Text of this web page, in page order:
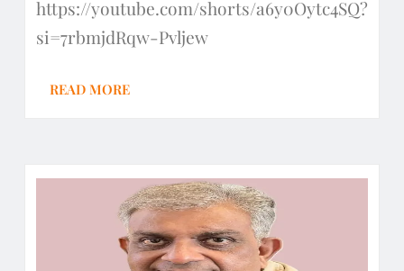
https://youtube.com/shorts/a6y0Oytc4SQ?
si=7rbmjdRqw-Pvljew
READ MORE